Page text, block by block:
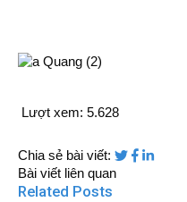
Lượt xem: 5.628
Chia sẻ bài viết:
Bài viết liên quan
Related Posts